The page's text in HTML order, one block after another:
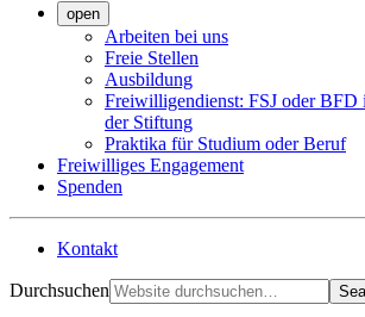
open
Arbeiten bei uns
Freie Stellen
Ausbildung
Freiwilligendienst: FSJ oder BFD
der Stiftung
Praktika für Studium oder Beruf
Freiwilliges Engagement
Spenden
Kontakt
Durchsuchen